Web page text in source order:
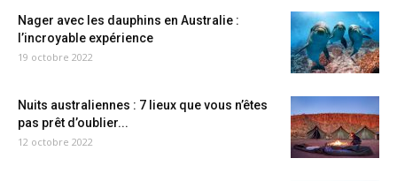
Nager avec les dauphins en Australie :
l’incroyable expérience
19 octobre 2022
Nuits australiennes : 7 lieux que vous n’êtes
pas prêt d’oublier...
12 octobre 2022